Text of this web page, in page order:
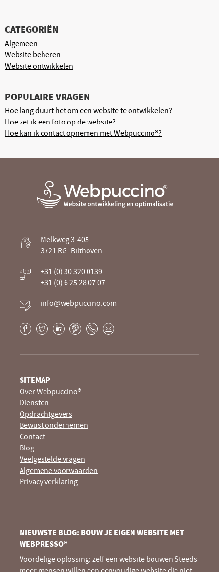
CATEGORIËN
Algemeen
Website beheren
Website ontwikkelen
POPULAIRE VRAGEN
Hoe lang duurt het om een website te ontwikkelen?
Hoe zet ik een foto op de website?
Hoe kan ik contact opnemen met Webpuccino®?
Webpuccino® website ontwikkeling en
optimalisatie
Melkweg 3-405
3721 RG Bilthoven
+31 (0) 30 320 0139
+31 (0) 6 25 28 07 07
info@webpuccino.com
SITEMAP
Over Webpuccino®
Diensten
Opdrachtgevers
Bewust ondernemen
Contact
Blog
Veelgestelde vragen
Algemene voorwaarden
Privacy verklaring
NIEUWSTE BLOG: BOUW JE EIGEN WEBSITE MET
WEBPRESSO®
Voordelige oplossing: zelf een website bouwen Steeds
meer mensen willen een eenvoudige website die niet